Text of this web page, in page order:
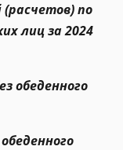
по
лиц за 2024
обеденного